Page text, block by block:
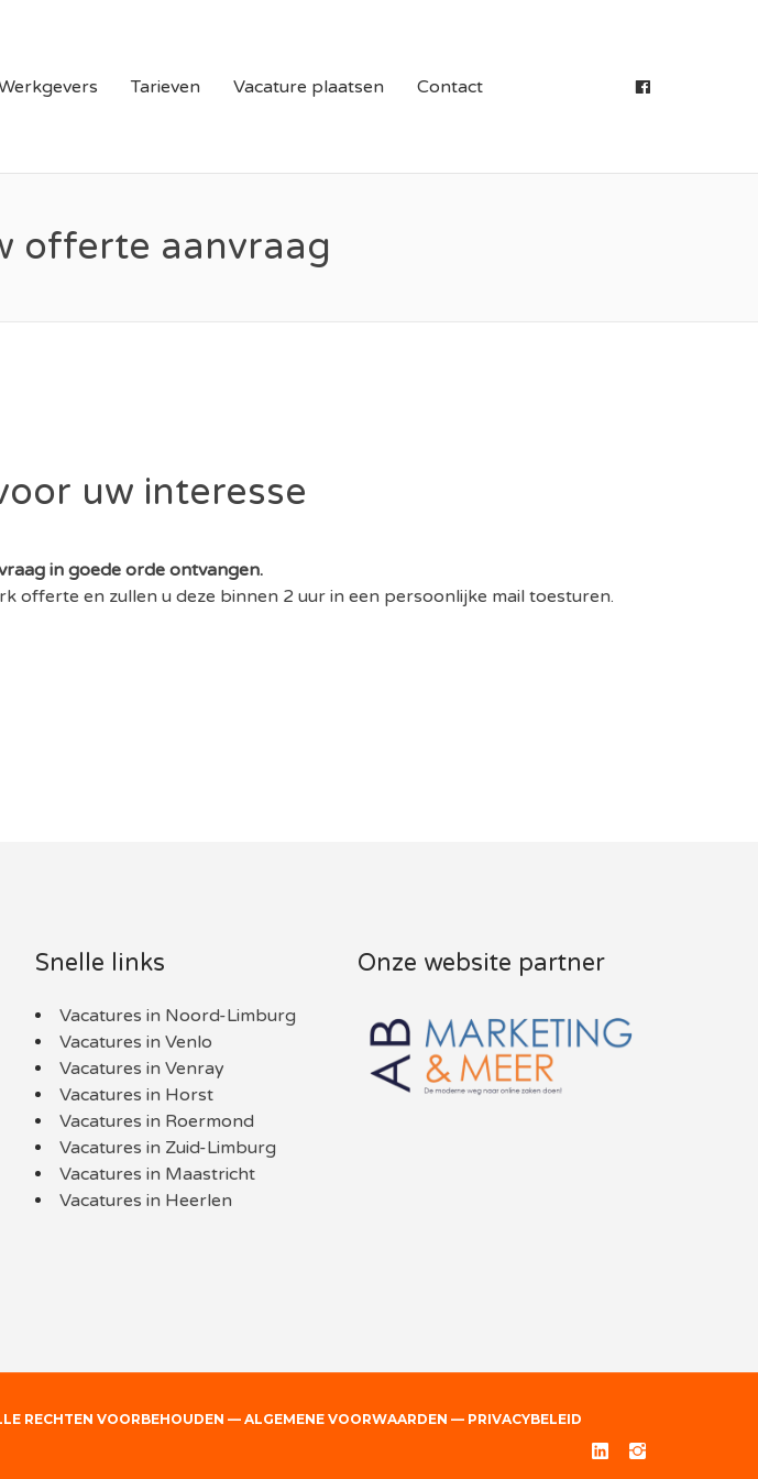
Tarieven Vacature plaatsen Contact
offerte aanvraag
uw interesse
in goede orde ontvangen.
offerte en zullen u deze binnen 2 uur in een persoonlijke mail toesturen.
Snelle links
Vacatures in Noord-Limburg
Vacatures in Venlo
Vacatures in Venray
Vacatures in Horst
Vacatures in Roermond
Vacatures in Zuid-Limburg
Vacatures in Maastricht
Vacatures in Heerlen
Onze website partner
RECHTEN VOORBEHOUDEN — ALGEMENE VOORWAARDEN — PRIVACYBELEID
LinkedInstgram